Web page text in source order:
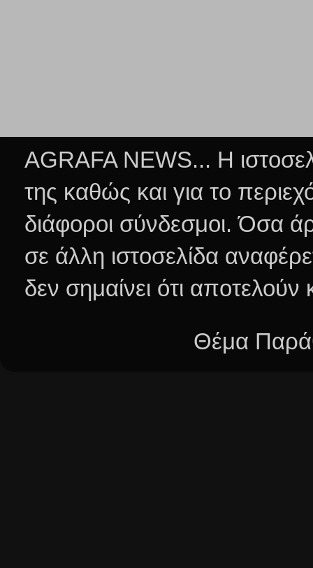
AGRAFA NEWS... Η
της καθώς και για το
διάφοροι σύνδεσμοι.Όσα
σε άλλη ιστοσελίδα
δεν σημαίνει ότι
Θέμα